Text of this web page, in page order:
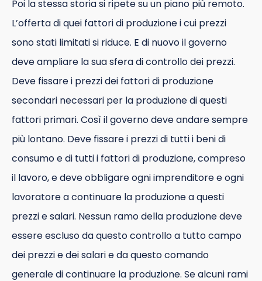
Poi la stessa storia si ripete su un piano più remoto.
L’offerta di quei fattori di produzione i cui prezzi
sono stati limitati si riduce. E di nuovo il governo
deve ampliare la sua sfera di controllo dei prezzi.
Deve fissare i prezzi dei fattori di produzione
secondari necessari per la produzione di questi
fattori primari. Così il governo deve andare sempre
più lontano. Deve fissare i prezzi di tutti i beni di
consumo e di tutti i fattori di produzione, compreso
il lavoro, e deve obbligare ogni imprenditore e ogni
lavoratore a continuare la produzione a questi
prezzi e salari. Nessun ramo della produzione deve
essere escluso da questo controllo a tutto campo
dei prezzi e dei salari e da questo comando
generale di continuare la produzione. Se alcuni rami